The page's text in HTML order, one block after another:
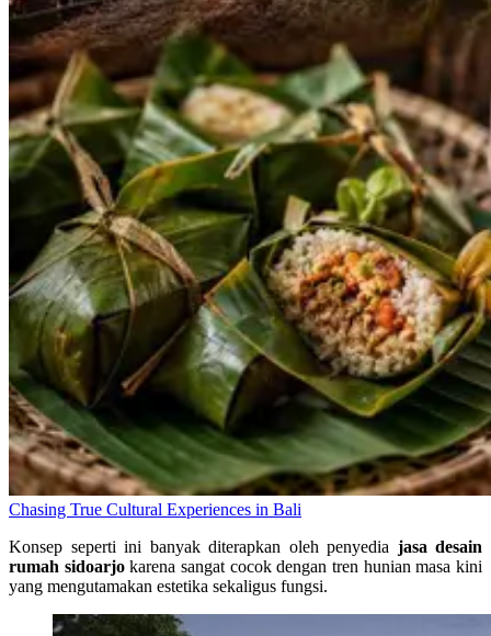
Chasing True Cultural Experiences in Bali
Konsep seperti ini banyak diterapkan oleh penyedia jasa desain
rumah sidoarjokarena sangat cocok dengan tren hunian masa kini
yang mengutamakan estetika sekaligus fungsi.